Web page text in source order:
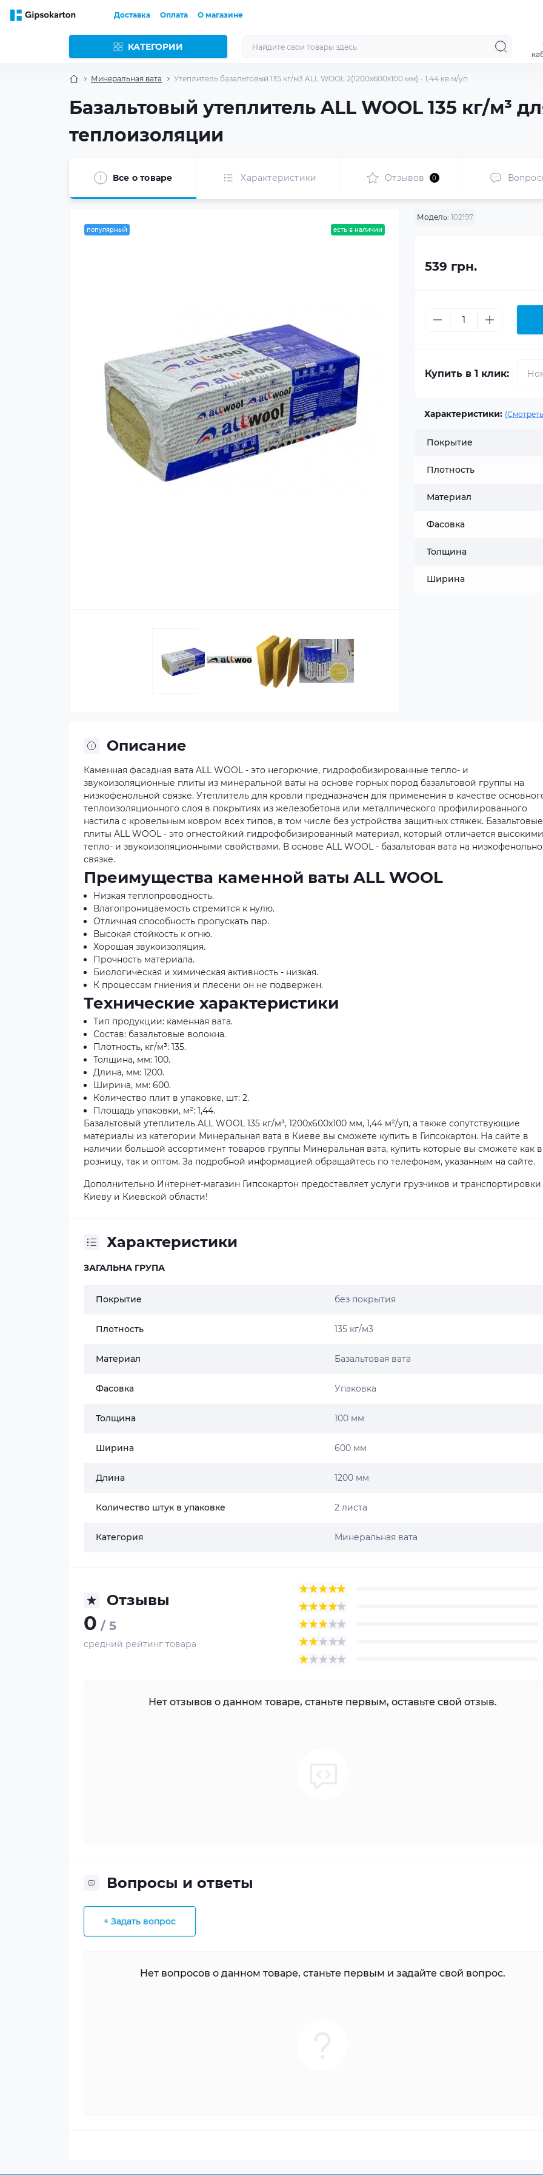
Доставка Оплата О магазине
КАТЕГОРИИ
Минеральная вата Утеплитель базальтовый 135 кг/м3 ALL WOOL 2(1200x600x100 мм) - 1,44 кв.м/уп
Базальтовый утеплитель ALL WOOL 135 кг/м³
теплоизоляции
Все о товаре Характеристики Отзывов 0
популярный есть в наличии
Модель: 102197
539 грн.
Купить в 1 клик:
Характеристики:
Покрытие
Плотность
Материал
Фасовка
Толщина
Ширина
Описание
Каменная фасадная вата ALL WOOL - это негорючие, гидрофобизированные тепло- и
звукоизоляционные плиты из минеральной ваты на основе горных пород базальтовой группы на
низкофенольной связке. Утеплитель для кровли предназначен для применения в качестве
теплоизоляционного слоя в покрытиях из железобетона или металлического профилированного
настила с кровельным ковром всех типов, в том числе без устройства защитных стяжек. Базальтовые
плиты ALL WOOL - это огнестойкий гидрофобизированный материал, который отличается высокими
тепло- и звукоизоляционными свойствами. В основе ALL WOOL - базальтовая вата на
связке.
Преимущества каменной ваты ALL WOOL
Низкая теплопроводность.
Влагопроницаемость стремится к нулю.
Отличная способность пропускать пар.
Высокая стойкость к огню.
Хорошая звукоизоляция.
Прочность материала.
Биологическая и химическая активность - низкая.
К процессам гниения и плесени он не подвержен.
Технические характеристики
Тип продукции: каменная вата.
Состав: базальтовые волокна.
Плотность, кг/м³: 135.
Толщина, мм: 100.
Длина, мм: 1200.
Ширина, мм: 600.
Количество плит в упаковке, шт: 2.
Площадь упаковки, м²: 1,44.
Базальтовый утеплитель ALL WOOL 135 кг/м³, 1200x600x100 мм, 1,44 м²/уп, а также сопутствующие
материалы из категории Минеральная вата в Киеве вы сможете купить в Гипсокартон. На сайте в
наличии большой ассортимент товаров группы Минеральная вата, купить которые вы сможете как в
розницу, так и оптом. За подробной информацией обращайтесь по телефонам, указанным на сайте.
Дополнительно Интернет-магазин Гипсокартон предоставляет услуги грузчиков и
Киеву и Киевской области!
Характеристики
ЗАГАЛЬНА ГРУПА
Покрытие без покрытия
Плотность 135 кг/м3
Материал Базальтовая вата
Фасовка Упаковка
Толщина 100 мм
Ширина 600 мм
Длина 1200 мм
Количество штук в упаковке 2 листа
Категория Минеральная вата
Отзывы
0 / 5
средний рейтинг товара
Нет отзывов о данном товаре, станьте первым, оставьте свой отзыв.
Вопросы и ответы
+ Задать вопрос
Нет вопросов о данном товаре, станьте первым и задайте свой вопрос.